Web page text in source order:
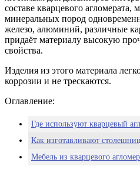
составе кварцевого агломерата,
минеральных пород
железо, алюминий, различные
придаёт материалу высокую
свойства.
Изделия из этого материала
коррозии и не трескаются.
Оглавление:
Где используют кварцевый
Как изготавливают
Мебель из кварцевого